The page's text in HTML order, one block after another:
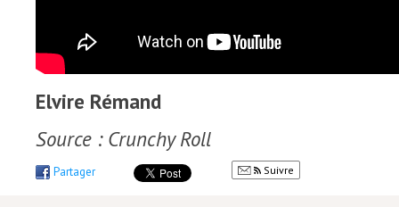
Elvire Rémand
Source : Crunchy Roll
Partager Suivre